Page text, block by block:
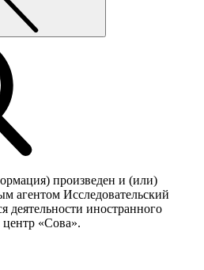
произведен и (или)
агентом Исследовательский
деятельности иностранного
центр «Сова».